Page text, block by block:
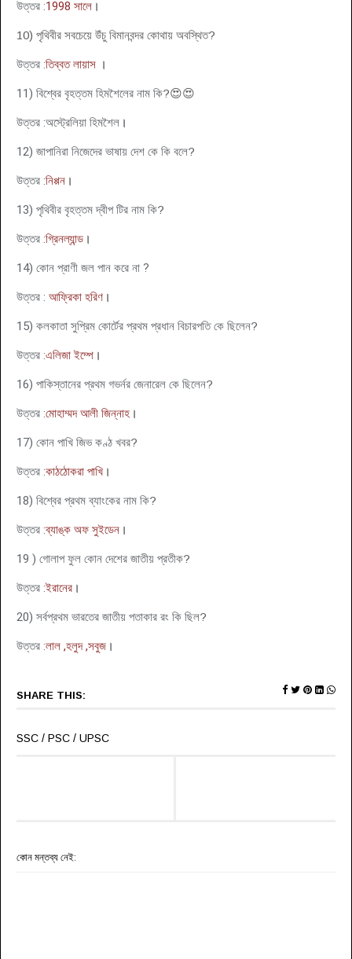
উত্তর :1998 সালে ।
10) পৃথিবীর সবচেয়ে উঁচু বিমানবন্দর কোথায় অবস্থিত?
উত্তর :তিব্বত লায়াস ।
11) বিশ্বের বৃহত্তম হিমশৈলের নাম কি?😍😍
উত্তর :অস্ট্রেলিয়া হিমশৈল ।
12) জাপানিরা নিজেদের ভাষায় দেশ কে কি বলে?
উত্তর :নিপ্পন ।
13) পৃথিবীর বৃহত্তম দ্বীপ টির নাম কি?
উত্তর :গ্রিনল্যান্ড ।
14) কোন প্রাণী জল পান করে না ?
উত্তর : আফ্রিকা হরিণ ।
15) কলকাতা সুপ্রিম কোর্টের প্রথম প্রধান বিচারপতি কে ছিলেন?
উত্তর :এলিজা ইম্পে ।
16) পাকিস্তানের প্রথম গভর্নর জেনারেল কে ছিলেন?
উত্তর :মোহাম্মদ আলী জিন্নাহ ।
17) কোন পাখি জিভ কণ্ঠ খবর?
উত্তর :কাঠঠোকরা পাখি ।
18) বিশ্বের প্রথম ব্যাংকের নাম কি?
উত্তর :ব্যাঙ্ক অফ সুইডেন ।
19 ) গোলাপ ফুল কোন দেশের জাতীয় প্রতীক?
উত্তর :ইরানের ।
20) সর্বপ্রথম ভারতের জাতীয় পতাকার রং কি ছিল?
উত্তর :লাল ,হলুদ ,সবুজ ।
SHARE THIS:
SSC / PSC / UPSC
কোন মন্তব্য নেই: